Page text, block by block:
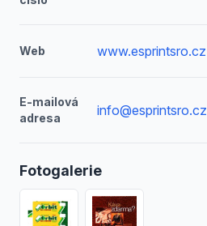
Web www.esprintsro.cz
E-mailová
adresa
info@esprintsro.cz
Fotogalerie